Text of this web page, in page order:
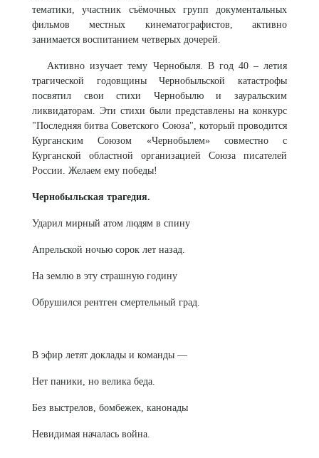
тематики, участник съёмочных групп документальных
фильмов местных кинематографистов, активно
занимается воспитанием четверых дочерей.
Активно изучает тему Чернобыля. В год 40 – летия
трагической годовщины Чернобыльской катастрофы
посвятил свои стихи Чернобылю и зауральским
ликвидаторам. Эти стихи были представлены на конкурс
"Последняя битва Советского Союза", который проводится
Курганским Союзом «Чернобылем» совместно с
Курганской областной организацией Союза писателей
России. Желаем ему победы!
Чернобыльская трагедия.
Ударил мирный атом людям в спину
Апрельской ночью сорок лет назад.
На землю в эту страшную годину
Обрушился рентген смертельный град.
В эфир летят доклады и команды —
Нет паники, но велика беда.
Без выстрелов, бомбежек, канонады
Невидимая началась война.